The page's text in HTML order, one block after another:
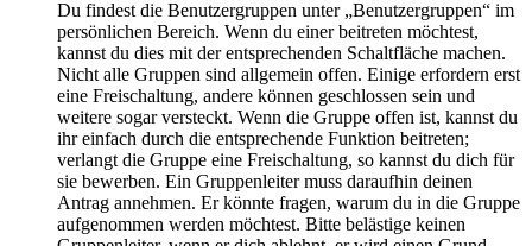
Du findest die Benutzergruppen unter „Benutzergruppen“ im
persönlichen Bereich. Wenn du einer beitreten möchtest,
kannst du dies mit der entsprechenden Schaltfläche machen.
Nicht alle Gruppen sind allgemein offen. Einige erfordern erst
eine Freischaltung, andere können geschlossen sein und
weitere sogar versteckt. Wenn die Gruppe offen ist, kannst du
ihr einfach durch die entsprechende Funktion beitreten;
verlangt die Gruppe eine Freischaltung, so kannst du dich für
sie bewerben. Ein Gruppenleiter muss daraufhin deinen
Antrag annehmen. Er könnte fragen, warum du in die Gruppe
aufgenommen werden möchtest. Bitte belästige keinen